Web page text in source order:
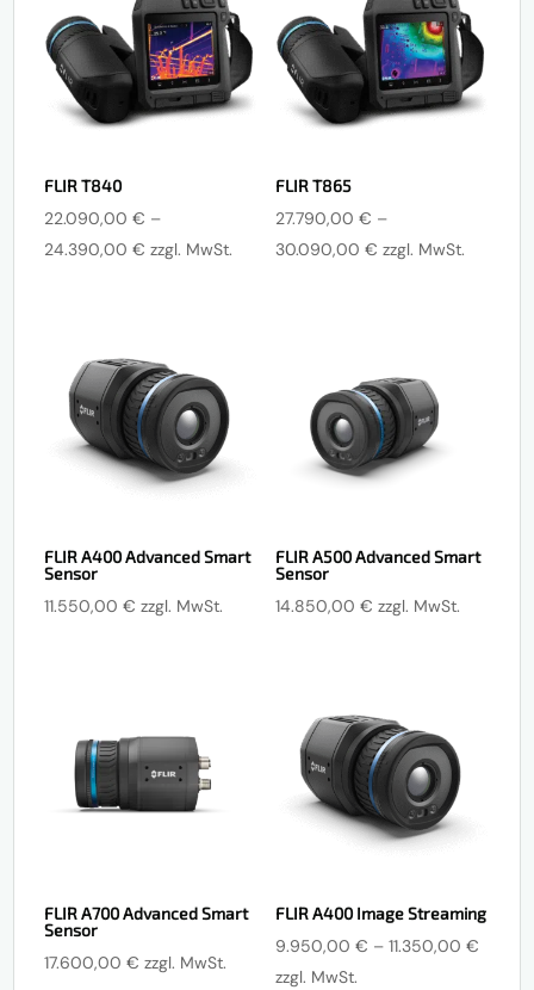
FLIR T840
22.090,00€ –
24.390,00€ Preisspanne:
zzgl. MwSt.
FLIR T865
27.790,00€ –
30.090,00€ Preisspanne:
zzgl. MwSt.
FLIR A400 Advanced Smart
Sensor
11.550,00€ zzgl. MwSt.
FLIR A500 Advanced Smart
Sensor
14.850,00€ zzgl. MwSt.
FLIR A700 Advanced Smart
Sensor
17.600,00€ zzgl. MwSt.
FLIR A400 Image Streaming
9.950,00€ –11.350,00€
zzgl. MwSt.